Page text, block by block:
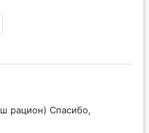
рацион) Спасибо,